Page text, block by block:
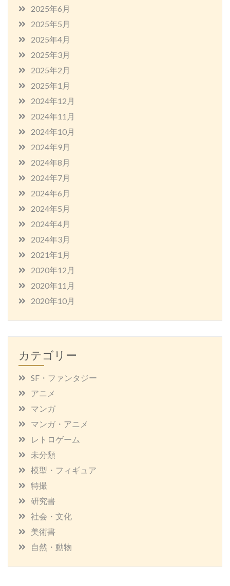
2025年6月
2025年5月
2025年4月
2025年3月
2025年2月
2025年1月
2024年12月
2024年11月
2024年10月
2024年9月
2024年8月
2024年7月
2024年6月
2024年5月
2024年4月
2024年3月
2021年1月
2020年12月
2020年11月
2020年10月
カテゴリー
SF・ファンタジー
アニメ
マンガ
マンガ・アニメ
レトロゲーム
未分類
模型・フィギュア
特撮
研究書
社会・文化
美術書
自然・動物